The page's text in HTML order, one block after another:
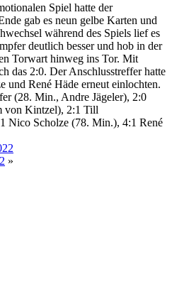
Spiel hatte der
gab es neun gelbe Karten und
während des Spiels lief es
deutlich besser und hob in der
Torwart hinweg ins Tor. Mit
das 2:0. Der Anschlusstreffer hatte
und René Häde erneut einlochten.
(28. Min., Andre Jägeler), 2:0
von Kintzel), 2:1 Till
Nico Scholze (78. Min.), 4:1 René
»